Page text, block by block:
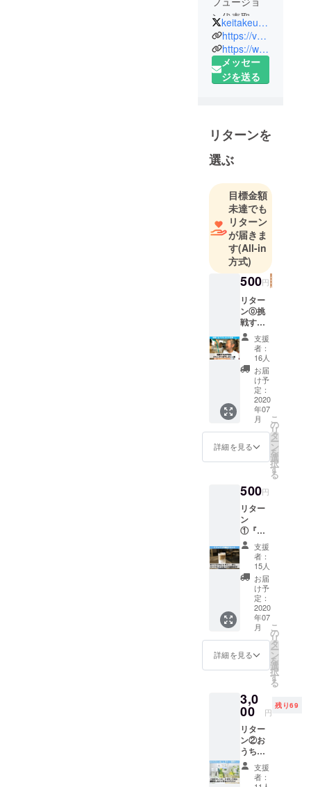
ン代表取締
役社長竹内
慶太と申し
ます。子ど
もがビジネ
キャリア教
育を通じ
て、子ども
の教育格差
の問題解決
と、企業の
社会貢献活
動の活性化
を同時に図
る事業を展
keitakeuchi
https://valuesfusion.jp/
https://www.facebook.com/keita.takeuchi.50
メッセー
ジを送る
リターンを
選ぶ
目標金額
未達でも
リターン
が届きま
す(All-in
方式)
500円
リター
ン⓪挑
戦する
子ども
たちを
応援！
挑戦す
るお子
さまに
ドリン
ク１杯
プレゼ
ント
券。ご
支援者
さまの
挑戦す
る子ど
もたち
に届け
ます！
ドリン
ク１杯
のご支
援で１
人の子
どもの
嬉しさ
と笑
顔、社
会から
応援し
するこ
とがで
す。 ド
リンク
を子ど
もに提
供させ
支援
者：
16人
お届
け予
定：
2020
年07
月
詳細を見る
こ
の
リ
タ
ー
ン
を
選
択
す
る
500円
リター
ン
①『い
いね！
スタン
ド表参
道』ド
リンク
チケッ
ト 店内
のドリ
ンクを
どれで
も1杯ご
購入す
ること
るチ
ケット
です。
カフェ
ラテ、
アメリ
カー
ノ、レ
支援
者：
15人
お届
け予
定：
2020
年07
月
詳細を見る
こ
の
リ
タ
ー
ン
を
選
択
す
る
3,0
00 円
残り69
リター
ン②お
うちで
いい
ね！レ
モネー
支援
者：